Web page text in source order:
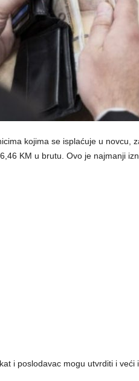
kojima se isplaćuje u novcu,
KM u brutu. Ovo je najmanji
i poslodavac mogu utvrditi i veći